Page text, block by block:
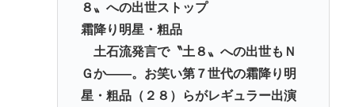
【悲報】38歳男性、交際相手と海岸を散歩中に波に
さらわれ死亡
【最新画像】雛形あきこ(48)、22年ぶり写真集発売！
お●ぱいは健在だった！
８〟への出世ストップ
霜降り明星・粗品
土石流発言で〝土８〟への出世もＮ
Ｇか――。お笑い第７世代の霜降り明
星・粗品（２８）らがレギュラー出演